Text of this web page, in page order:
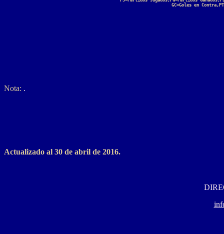
GC=Goles en
Nota: .
Actualizado al 30 de abril de 2016.